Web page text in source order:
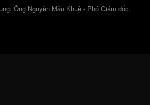
Ông Nguyễn Mậu Khuê - Phó Giám đốc,